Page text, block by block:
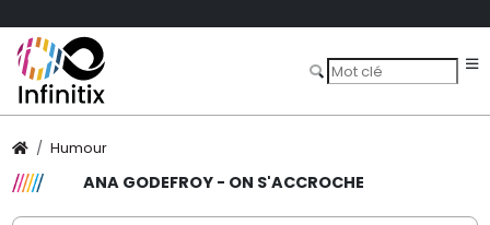
Humour
ANA GODEFROY - ON S'ACCROCHE